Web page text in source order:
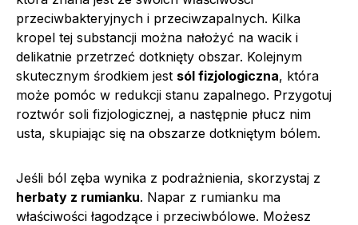
przeciwbakteryjnych i przeciwzapalnych. Kilka
kropel tej substancji można nałożyć na wacik i
delikatnie przetrzeć dotknięty obszar. Kolejnym
skutecznym środkiem jest sól fizjologiczna, która
może pomóc w redukcji stanu zapalnego. Przygotuj
roztwór soli fizjologicznej, a następnie płucz nim
usta, skupiając się na obszarze dotkniętym bólem.
Jeśli ból zęba wynika z podrażnienia, skorzystaj z
herbaty z rumianku. Napar z rumianku ma
właściwości łagodzące i przeciwbólowe. Możesz